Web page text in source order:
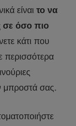
είναι το να
σε όσο πιο
κάτι που
περισσότερα
μπροστά σας.